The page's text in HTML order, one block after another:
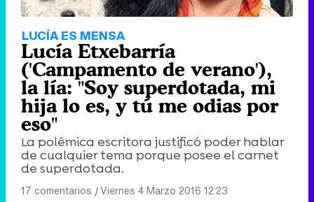
LUCÍA ES MENSA
Lucía Etxebarría
('Campamento de verano'),
la lía: "Soy superdotada, mi
hija lo es, y tú me odias por
eso"
La polémica escritora justificó poder hablar
de cualquier tema porque posee el carnet
de superdotada.
17 comentarios |Viernes 4 Marzo 2016 12:23